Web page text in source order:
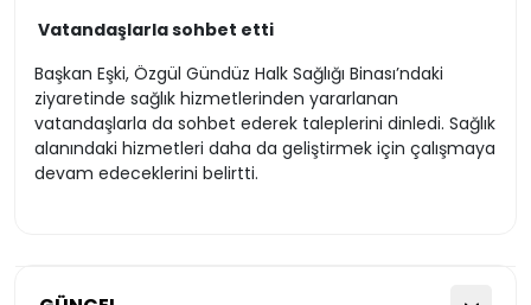
Vatandaşlarla sohbet etti
Başkan Eşki, Özgül Gündüz Halk Sağlığı Binası’ndaki
ziyaretinde sağlık hizmetlerinden yararlanan
vatandaşlarla da sohbet ederek taleplerini dinledi. Sağlık
alanındaki hizmetleri daha da geliştirmek için çalışmaya
devam edeceklerini belirtti.